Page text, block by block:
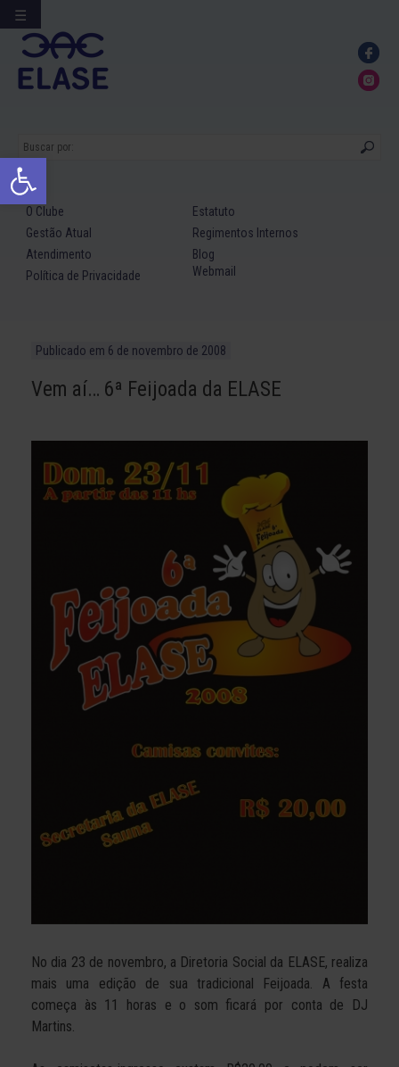
Abrir a barra de ferramentas
Ir
para
conteúdo
O Clube
Estatuto
Gestão Atual
Regimentos Internos
Atendimento
Blog
Política de Privacidade
Webmail
Publicado em 6 de novembro de 2008
Vem aí… 6ª Feijoada da ELASE
No dia 23 de novembro, a Diretoria Social da ELASE, realiza
mais uma edição de sua tradicional Feijoada. A festa
começa às 11 horas e o som ficará por conta de DJ
Martins.
☰